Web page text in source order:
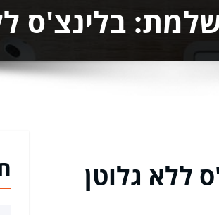
בלינצ'ס
ללא גלוטן